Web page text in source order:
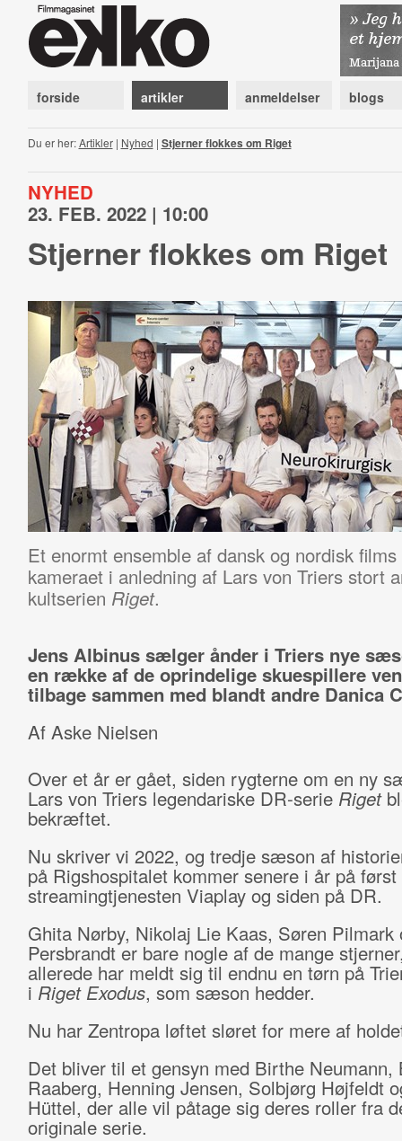
forside artikler anmeldelser blogs
Du er her:Artikler| Nyhed | Stjerner flokkes om Riget
NYHED
23. FEB. 2022 | 10:00
Stjerner flokkes om Riget
Et enormt ensemble af dansk og nordisk
kameraet i anledning af Lars von Triers stort
kultserien Riget.
Jens Albinus sælger ånder i Triers nye
en række af de oprindelige skuespillere
tilbage sammen med blandt andre Danica
Af Aske Nielsen
Over et år er gået, siden rygterne om en ny
Lars von Triers legendariske DR-serie Riget
bekræftet.
Nu skriver vi 2022, og tredje sæson af
på Rigshospitalet kommer senere i år på først
streamingtjenesten Viaplay og siden på DR.
Ghita Nørby, Nikolaj Lie Kaas, Søren Pilmark
Persbrandt er bare nogle af de mange
allerede har meldt sig til endnu en tørn på
i Riget Exodus, som sæson hedder.
Nu har Zentropa løftet sløret for mere af
Det bliver til et gensyn med Birthe Neumann,
Raaberg, Henning Jensen, Solbjørg Højfeldt
Hüttel, der alle vil påtage sig deres roller fra
originale serie.